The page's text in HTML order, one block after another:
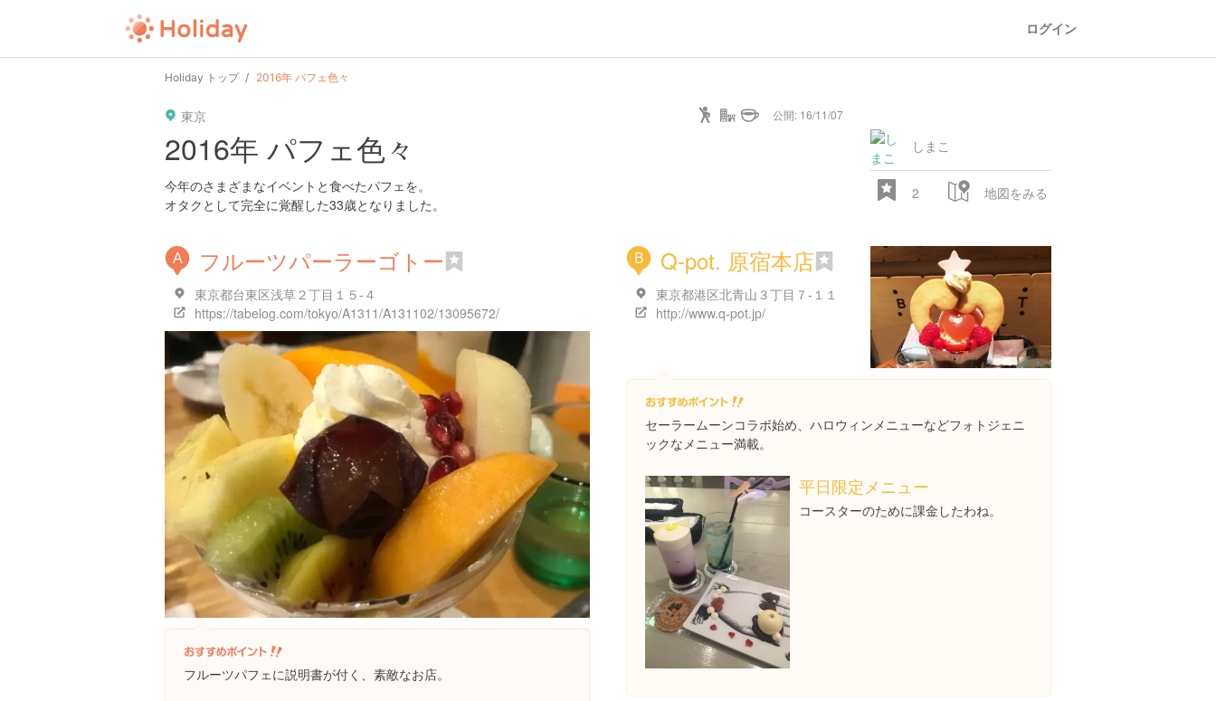
ログイン
Holiday トップ 2016年 パフェ色々
東京 公開: 16/11/07
2016年 パフェ色々
今年のさまざまなイベントと食べたパフェを。
オタクとして完全に覚醒した33歳となりました。
しまこ
2 地図をみる
A フルーツパーラーゴトー
東京都台東区浅草２丁目１５-４
https://tabelog.com/tokyo/A1311/A131102/13095672/
フルーツパフェに説明書が付く、素敵なお店。
B Q-pot. 原宿本店
東京都港区北青山３丁目７-１１
http://www.q-pot.jp/
セーラームーンコラボ始め、ハロウィンメニューなどフォトジェニ
ックなメニュー満載。
平日限定メニュー
コースターのために課金したわね。